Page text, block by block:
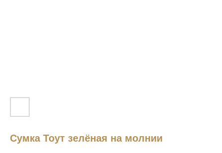
Сумка Тоут зелёная на молнии